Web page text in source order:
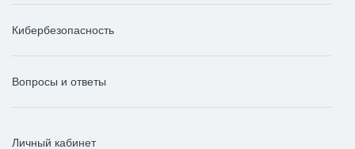
Кибербезопасность
Вопросы и ответы
Личный кабинет